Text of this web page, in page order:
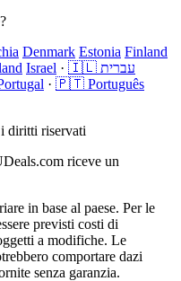
Denmark Estonia Finland
Israel ·
🇮🇱 עברית
· 🇵🇹 Português
diritti riservati
riceve un
in base al paese. Per le
previsti costi di
a modifiche. Le
comportare dazi
senza garanzia.